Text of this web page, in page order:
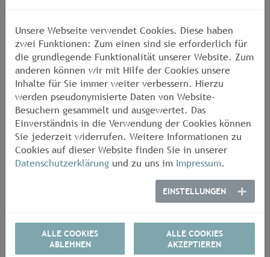
Beispiel-Datei zum Ausprobieren
brinell.xlsm11 MB
Wichtiger Hinweis nach dem Herunterladen:
Unsere Webseite verwendet Cookies. Diese haben
zwei Funktionen: Zum einen sind sie erforderlich für
die grundlegende Funktionalität unserer Website. Zum
anderen können wir mit Hilfe der Cookies unsere
Inhalte für Sie immer weiter verbessern. Hierzu
werden pseudonymisierte Daten von Website-
Besuchern gesammelt und ausgewertet. Das
Einverständnis in die Verwendung der Cookies können
Sie jederzeit widerrufen. Weitere Informationen zu
Cookies auf dieser Website finden Sie in unserer
Datenschutzerklärung und zu uns im Impressum.
EINSTELLUNGEN
ALLE COOKIES
ABLEHNEN
ALLE COOKIES
AKZEPTIEREN